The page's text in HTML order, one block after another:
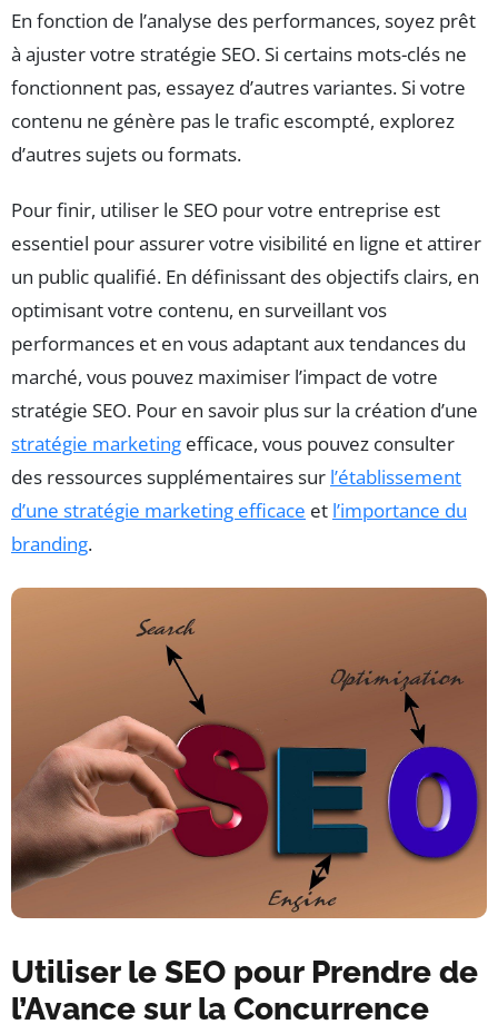
En fonction de l’analyse des performances, soyez prêt
à ajuster votre stratégie SEO. Si certains mots-clés ne
fonctionnent pas, essayez d’autres variantes. Si votre
contenu ne génère pas le trafic escompté, explorez
d’autres sujets ou formats.
Pour finir, utiliser le SEO pour votre entreprise est
essentiel pour assurer votre visibilité en ligne et attirer
un public qualifié. En définissant des objectifs clairs, en
optimisant votre contenu, en surveillant vos
performances et en vous adaptant aux tendances du
marché, vous pouvez maximiser l’impact de votre
stratégie SEO. Pour en savoir plus sur la création d’une
stratégie marketing efficace, vous pouvez consulter
des ressources supplémentaires sur l’établissement
d’une stratégie marketing efficace et l’importance du
branding.
Utiliser le SEO pour Prendre de
l’Avance sur la Concurrence